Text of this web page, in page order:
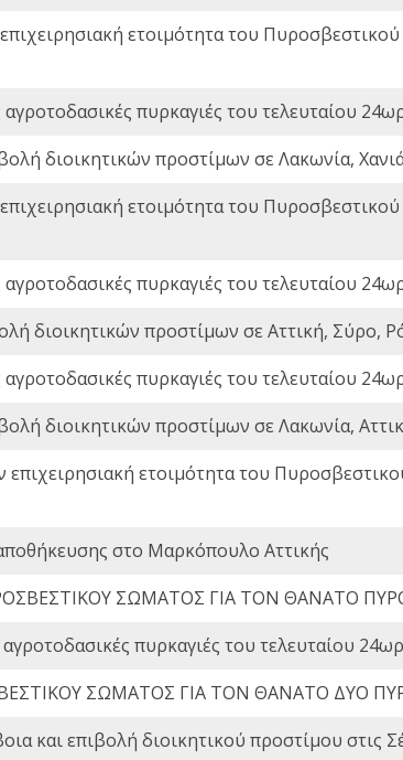
ετοιμότητα του
αγροτοδασικές πυρκαγιές του τελευταίου
διοικητικών προστίμων σε Λακωνία,
ετοιμότητα του
αγροτοδασικές πυρκαγιές του τελευταίου
διοικητικών προστίμων σε Αττική, Σύρο,
αγροτοδασικές πυρκαγιές του τελευταίου
διοικητικών προστίμων σε Λακωνία,
επιχειρησιακή ετοιμότητα του
στο Μαρκόπουλο Αττικής
ΣΩΜΑΤΟΣ ΓΙΑ ΤΟΝ ΘΑΝΑΤΟ
αγροτοδασικές πυρκαγιές του τελευταίου
ΣΩΜΑΤΟΣ ΓΙΑ ΤΟΝ ΘΑΝΑΤΟ ΔΥΟ
και επιβολή διοικητικού προστίμου στις